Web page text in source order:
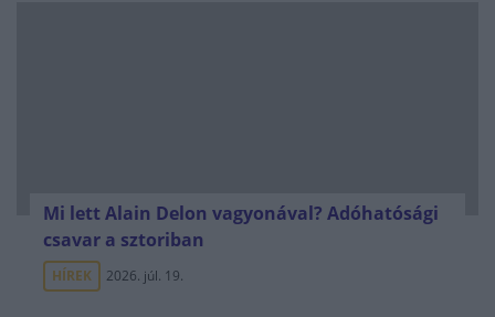
Mi lett Alain Delon vagyonával? Adóhatósági
csavar a sztoriban
HÍREK 2026. júl. 19.